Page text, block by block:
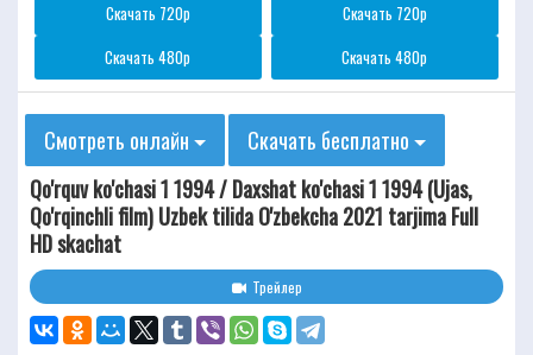
Скачать 720p
Скачать 720p
Скачать 480p
Скачать 480p
Смотреть онлайн
Скачать бесплатно
Qo'rquv ko'chasi 1 1994 / Daxshat ko'chasi 1 1994 (Ujas,
Qo'rqinchli film) Uzbek tilida O'zbekcha 2021 tarjima Full
HD skachat
Трейлер